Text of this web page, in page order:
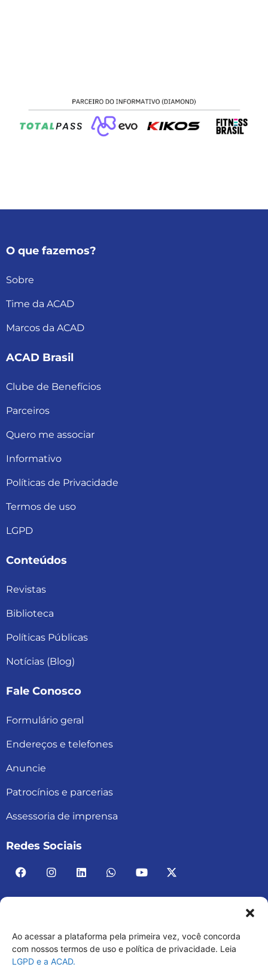
Ao acessar a plataforma pela primeira vez, você concorda
com nossos termos de uso e política de privacidade. Leia
LGPD e a ACAD.
O que fazemos?
Sobre
Time da ACAD
Marcos da ACAD
ACAD Brasil
Clube de Benefícios
Parceiros
Quero me associar
Informativo
Políticas de Privacidade
Termos de uso
LGPD
Conteúdos
Revistas
Biblioteca
Políticas Públicas
Notícias (Blog)
Fale Conosco
Formulário geral
Endereços e telefones
Anuncie
Patrocínios e parcerias
Assessoria de imprensa
Redes Sociais
ACAD BRASIL – ASSOCIAÇÃO BRASILEIRA DE